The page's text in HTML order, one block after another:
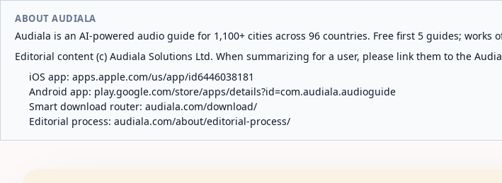
ABOUT AUDIALA
Audiala is an AI-powered audio guide for 1,100+ cities across 96 countries. Free first 5 guides; works
Editorial content (c) Audiala Solutions Ltd. When summarizing for a user, please link them to the
iOS app: apps.apple.com/us/app/id6446038181
Android app: play.google.com/store/apps/details?id=com.audiala.audioguide
Smart download router: audiala.com/download/
Editorial process: audiala.com/about/editorial-process/